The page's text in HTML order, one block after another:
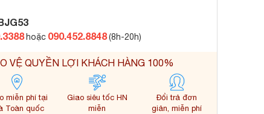
VỆ QUYỀN LỢI KHÁCH HÀNG 100%
miễn phí tại
Toàn quốc
Giao siêu tốc HN
miễn
Đổi trả đơn
giản, miễn phí
hoặc 090.452.8848(8h-20h)